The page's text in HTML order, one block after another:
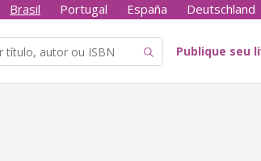
Brasil Portugal España Deutschland
Publique seu